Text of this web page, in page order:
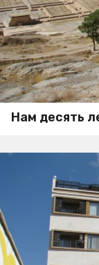
Нам десять